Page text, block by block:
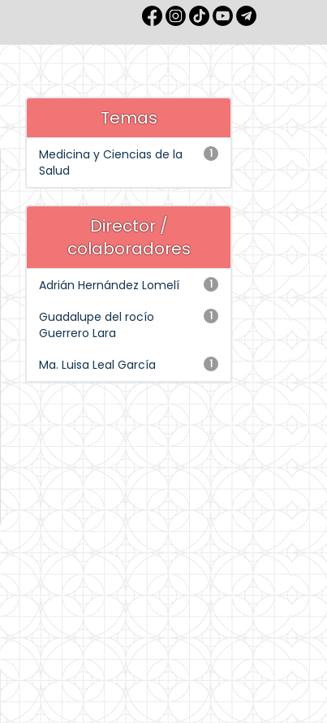
Temas
1
Medicina y Ciencias de la
Salud
Director /
colaboradores
1
Adrián Hernández Lomelí
1
Guadalupe del rocío
Guerrero Lara
1
Ma. Luisa Leal García